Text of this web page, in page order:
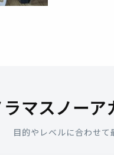
マスノー
目的やレベルに合わせて